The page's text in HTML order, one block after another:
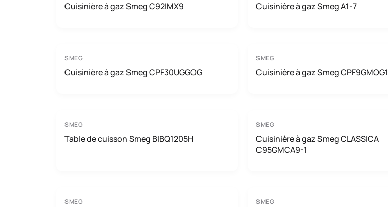
Cuisinière à gaz Smeg C92IMX9 Cuisinière à gaz Smeg A1-7
SMEG
Cuisinière à gaz Smeg CPF30UGGOG
SMEG
Cuisinière à gaz Smeg CPF9GMOG1
SMEG
Table de cuisson Smeg BIBQ1205H
SMEG
Cuisinière à gaz Smeg CLASSICA
C95GMCA9-1
SMEG SMEG